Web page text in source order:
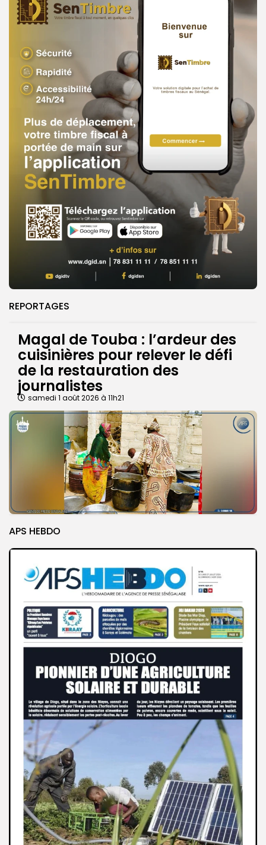
REPORTAGES
Magal de Touba : l’ardeur des
cuisinières pour relever le défi
de la restauration des
journalistes
samedi 1 août 2026 à 11h21
APS HEBDO